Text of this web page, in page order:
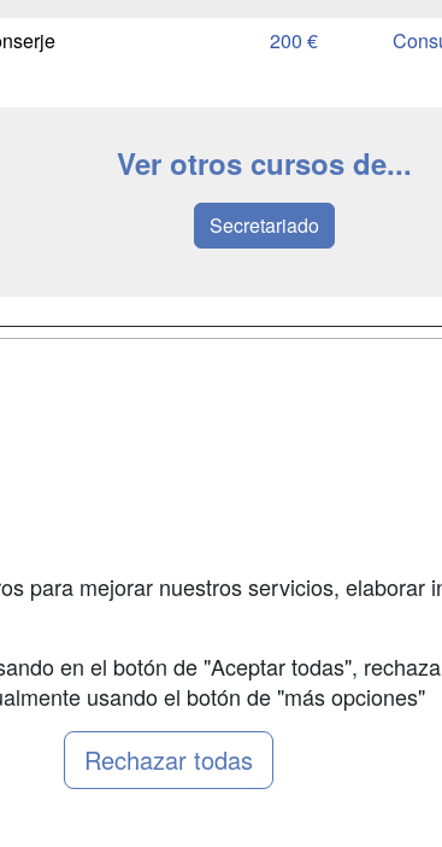
200 €
Ver otros cursos de...
Secretariado
para mejorar nuestros servicios,
en el botón de "Aceptar todas",
usando el botón de "más opciones"
Rechazar todas